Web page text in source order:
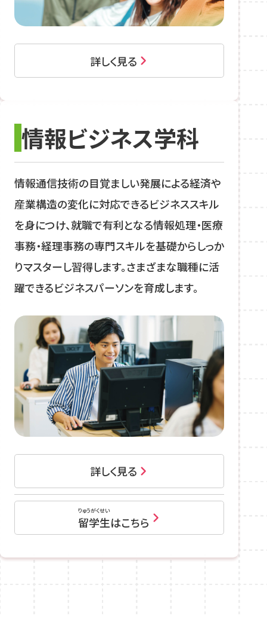
詳しく見る
情報ビジネス学科
情報通信技術の目覚ましい発展による経済や
産業構造の変化に対応できるビジネススキル
を身につけ、就職で有利となる情報処理・医療
事務・経理事務の専門スキルを基礎からしっか
りマスターし習得します。さまざまな職種に活
躍できるビジネスパーソンを育成します。
詳しく見る
留学生
りゅうがくせい
はこちら